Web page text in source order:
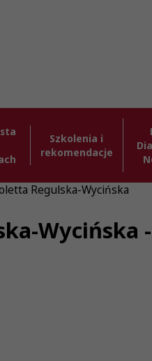
Szkolenia i
rekomendacje
Regulska-Wycińska